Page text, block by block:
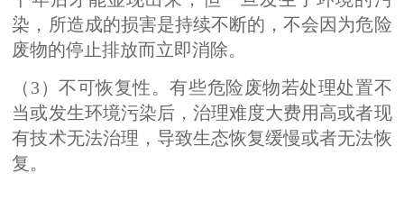
染，所造成的损害是持续不断的，不会因为危险
废物的停止排放而立即消除。
（3）不可恢复性。有些危险废物若处理处置不
当或发生环境污染后，治理难度大费用高或者现
有技术无法治理，导致生态恢复缓慢或者无法恢
复。